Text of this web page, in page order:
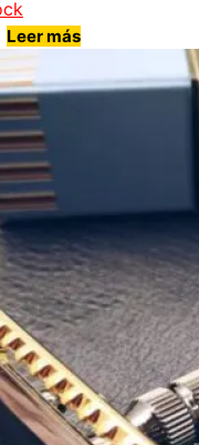
Leer más